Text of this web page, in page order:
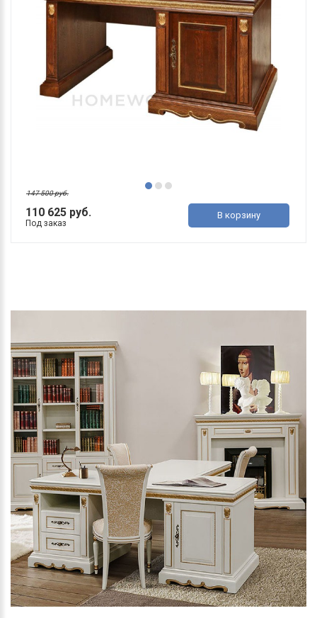
110 625 руб.
147 500 руб.
Под заказ
В корзину